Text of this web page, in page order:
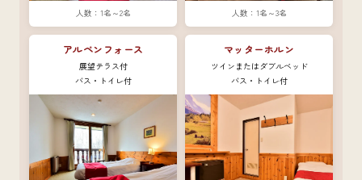
1名～2名 1名～3名
アルペンフォース
展望テラス付
バス・トイレ付
マッターホルン
ツインまたはダブルベッド
バス・トイレ付